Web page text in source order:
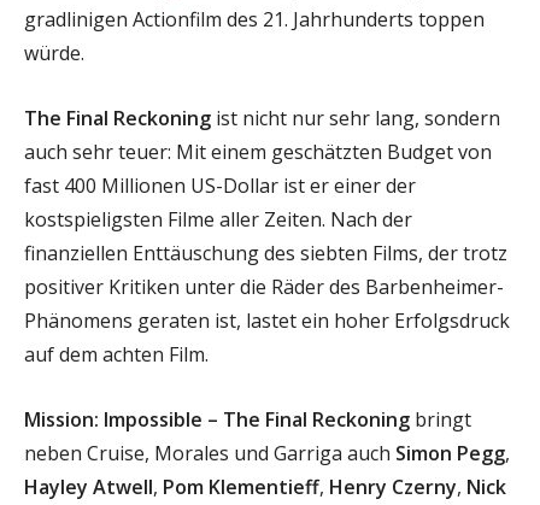
gradlinigen Actionfilm des 21. Jahrhunderts toppen
würde.
The Final Reckoning ist nicht nur sehr lang, sondern
auch sehr teuer: Mit einem geschätzten Budget von
fast 400 Millionen US-Dollar ist er einer der
kostspieligsten Filme aller Zeiten. Nach der
finanziellen Enttäuschung des siebten Films, der trotz
positiver Kritiken unter die Räder des Barbenheimer-
Phänomens geraten ist, lastet ein hoher Erfolgsdruck
auf dem achten Film.
Mission: Impossible – The Final Reckoning bringt
neben Cruise, Morales und Garriga auch Simon Pegg,
Hayley Atwell, Pom Klementieff, Henry Czerny, Nick